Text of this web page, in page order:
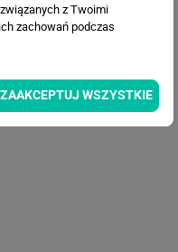
z Twoimi
zachowań podczas
ZAAKCEPTUJ WSZYSTKIE